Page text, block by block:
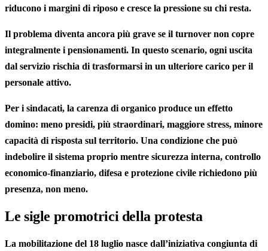
riducono i margini di riposo e cresce la pressione su chi resta.
Il problema diventa ancora più grave se il turnover non copre
integralmente i pensionamenti. In questo scenario, ogni uscita
dal servizio rischia di trasformarsi in un ulteriore carico per il
personale attivo.
Per i sindacati, la carenza di organico produce un effetto
domino: meno presidi, più straordinari, maggiore stress, minore
capacità di risposta sul territorio. Una condizione che può
indebolire il sistema proprio mentre sicurezza interna, controllo
economico-finanziario, difesa e protezione civile richiedono più
presenza, non meno.
Le sigle promotrici della protesta
La mobilitazione del 18 luglio nasce dall’iniziativa congiunta di